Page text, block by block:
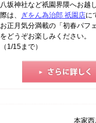
八坂神社など祇園界隈へお越
際は、
ぎをん為治郎 祇園店に
お正月気分満載の「初春パフ
をどうぞお楽しみください。
（1/15まで）
本家